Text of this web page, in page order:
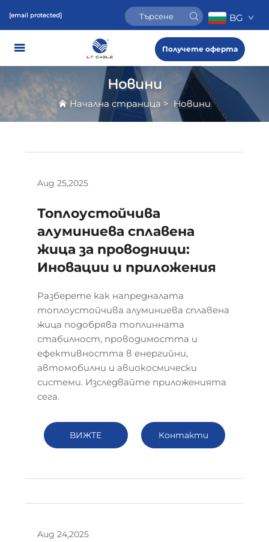
[email protected] BG
Получете оферта
Новини
Начална страница > Новини
Aug 25,2025
Топлоустойчива
алуминиева сплавена
жица за проводници:
Иновации и приложения
Разберете как напредналата
топлоустойчива алуминиева сплавена
жица подобрява топлинната
стабилност, проводимостта и
ефективността в енергийни,
автомобилни и авиокосмически
системи. Изследвайте приложенията
сега.
ВИЖТЕ Контакти
Aug 24,2025